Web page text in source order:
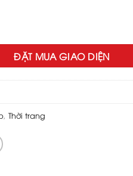
áo giống coolmate số lượng
ĐẶT MUA GIAO DIỆN
, Thời trang